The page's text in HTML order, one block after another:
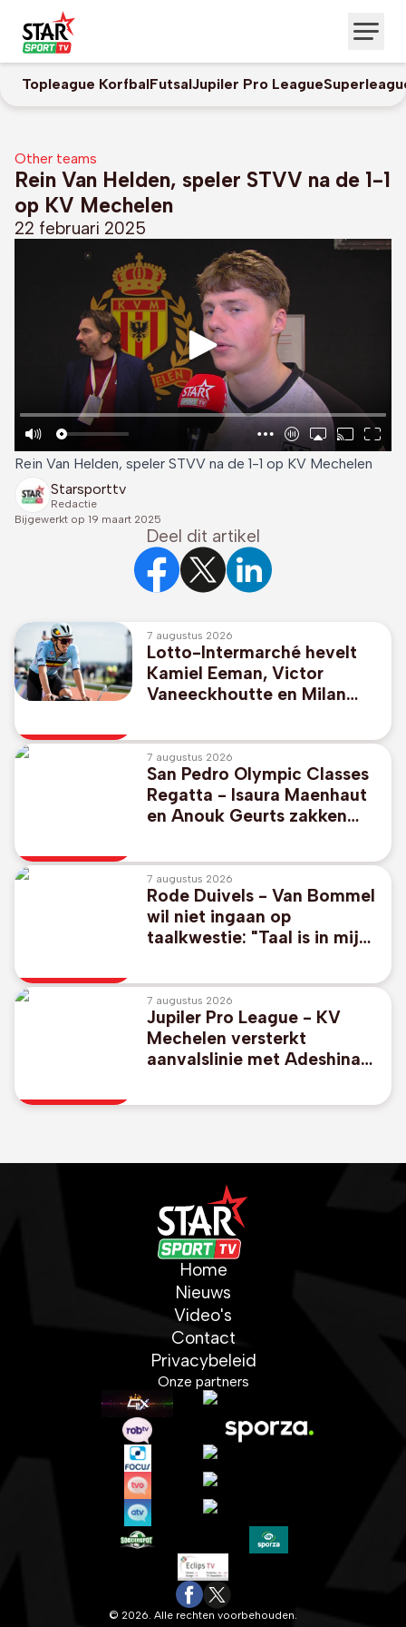
Topleague KorfbalFutsalJupiler Pro League
Other teams
Rein Van Helden, speler STVV na de 1-1
op KV Mechelen
22 februari 2025
Rein Van Helden, speler STVV na de 1-1 op KV Mechelen
Starsporttv
Redactie
Bijgewerkt op 19 maart 2025
Deel dit artikel
7 augustus 2026
Lotto-Intermarché hevelt
Kamiel Eeman, Victor
Vaneeckhoutte en Milan
7 augustus 2026
San Pedro Olympic Classes
Regatta - Isaura Maenhaut
en Anouk Geurts zakken
FX
7 augustus 2026
Rode Duivels - Van Bommel
wil niet ingaan op
taalkwestie: "Taal is in mijn
7 augustus 2026
Jupiler Pro League - KV
Mechelen versterkt
aanvalslinie met Adeshina
Home
Nieuws
Video's
Contact
Privacybeleid
Onze partners
© 2026. Alle rechten voorbehouden.